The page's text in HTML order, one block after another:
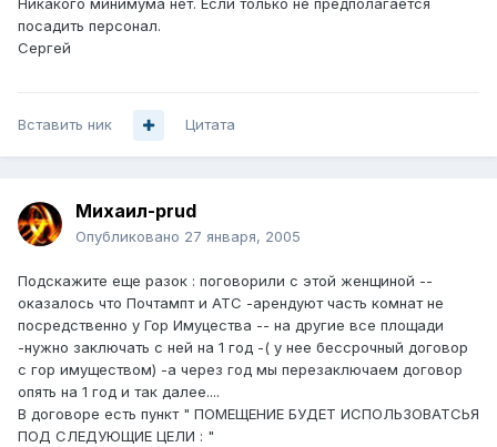
Никакого минимума нет. Если только не предполагается
посадить персонал.
Сергей
Вставить ник Цитата
Михаил-prud
Опубликовано 27 января, 2005
Подскажите еще разок : поговорили с этой женщиной --
оказалось что Почтампт и АТС -арендуют часть комнат не
посредственно у Гор Имуцества -- на другие все площади
-нужно заключать с ней на 1 год -( у нее бессрочный договор
с гор имуществом) -а через год мы перезаключаем договор
опять на 1 год и так далее....
В договоре есть пункт " ПОМЕЩЕНИЕ БУДЕТ ИСПОЛЬЗОВАТСЬЯ
ПОД СЛЕДУЮЩИЕ ЦЕЛИ : "